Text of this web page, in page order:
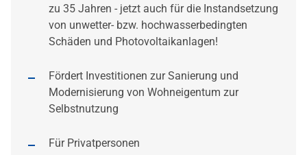
zu 35 Jahren - jetzt auch für die Instandsetzung
von unwetter- bzw. hochwasserbedingten
Schäden und Photovoltaikanlagen!
Fördert Investitionen zur Sanierung und
Modernisierung von Wohneigentum zur
Selbstnutzung
Für Privatpersonen